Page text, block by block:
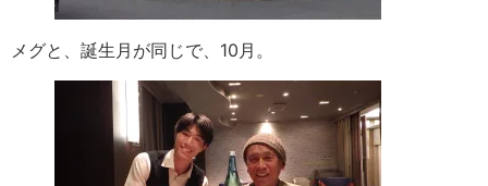
メグと、誕生月が同じで、10月。